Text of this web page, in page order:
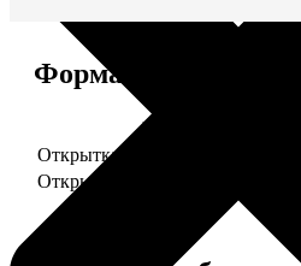
Форматы и цены
Услуга
Открытка А5 "отправим за Вас"
Открытка А5 6 шт и более